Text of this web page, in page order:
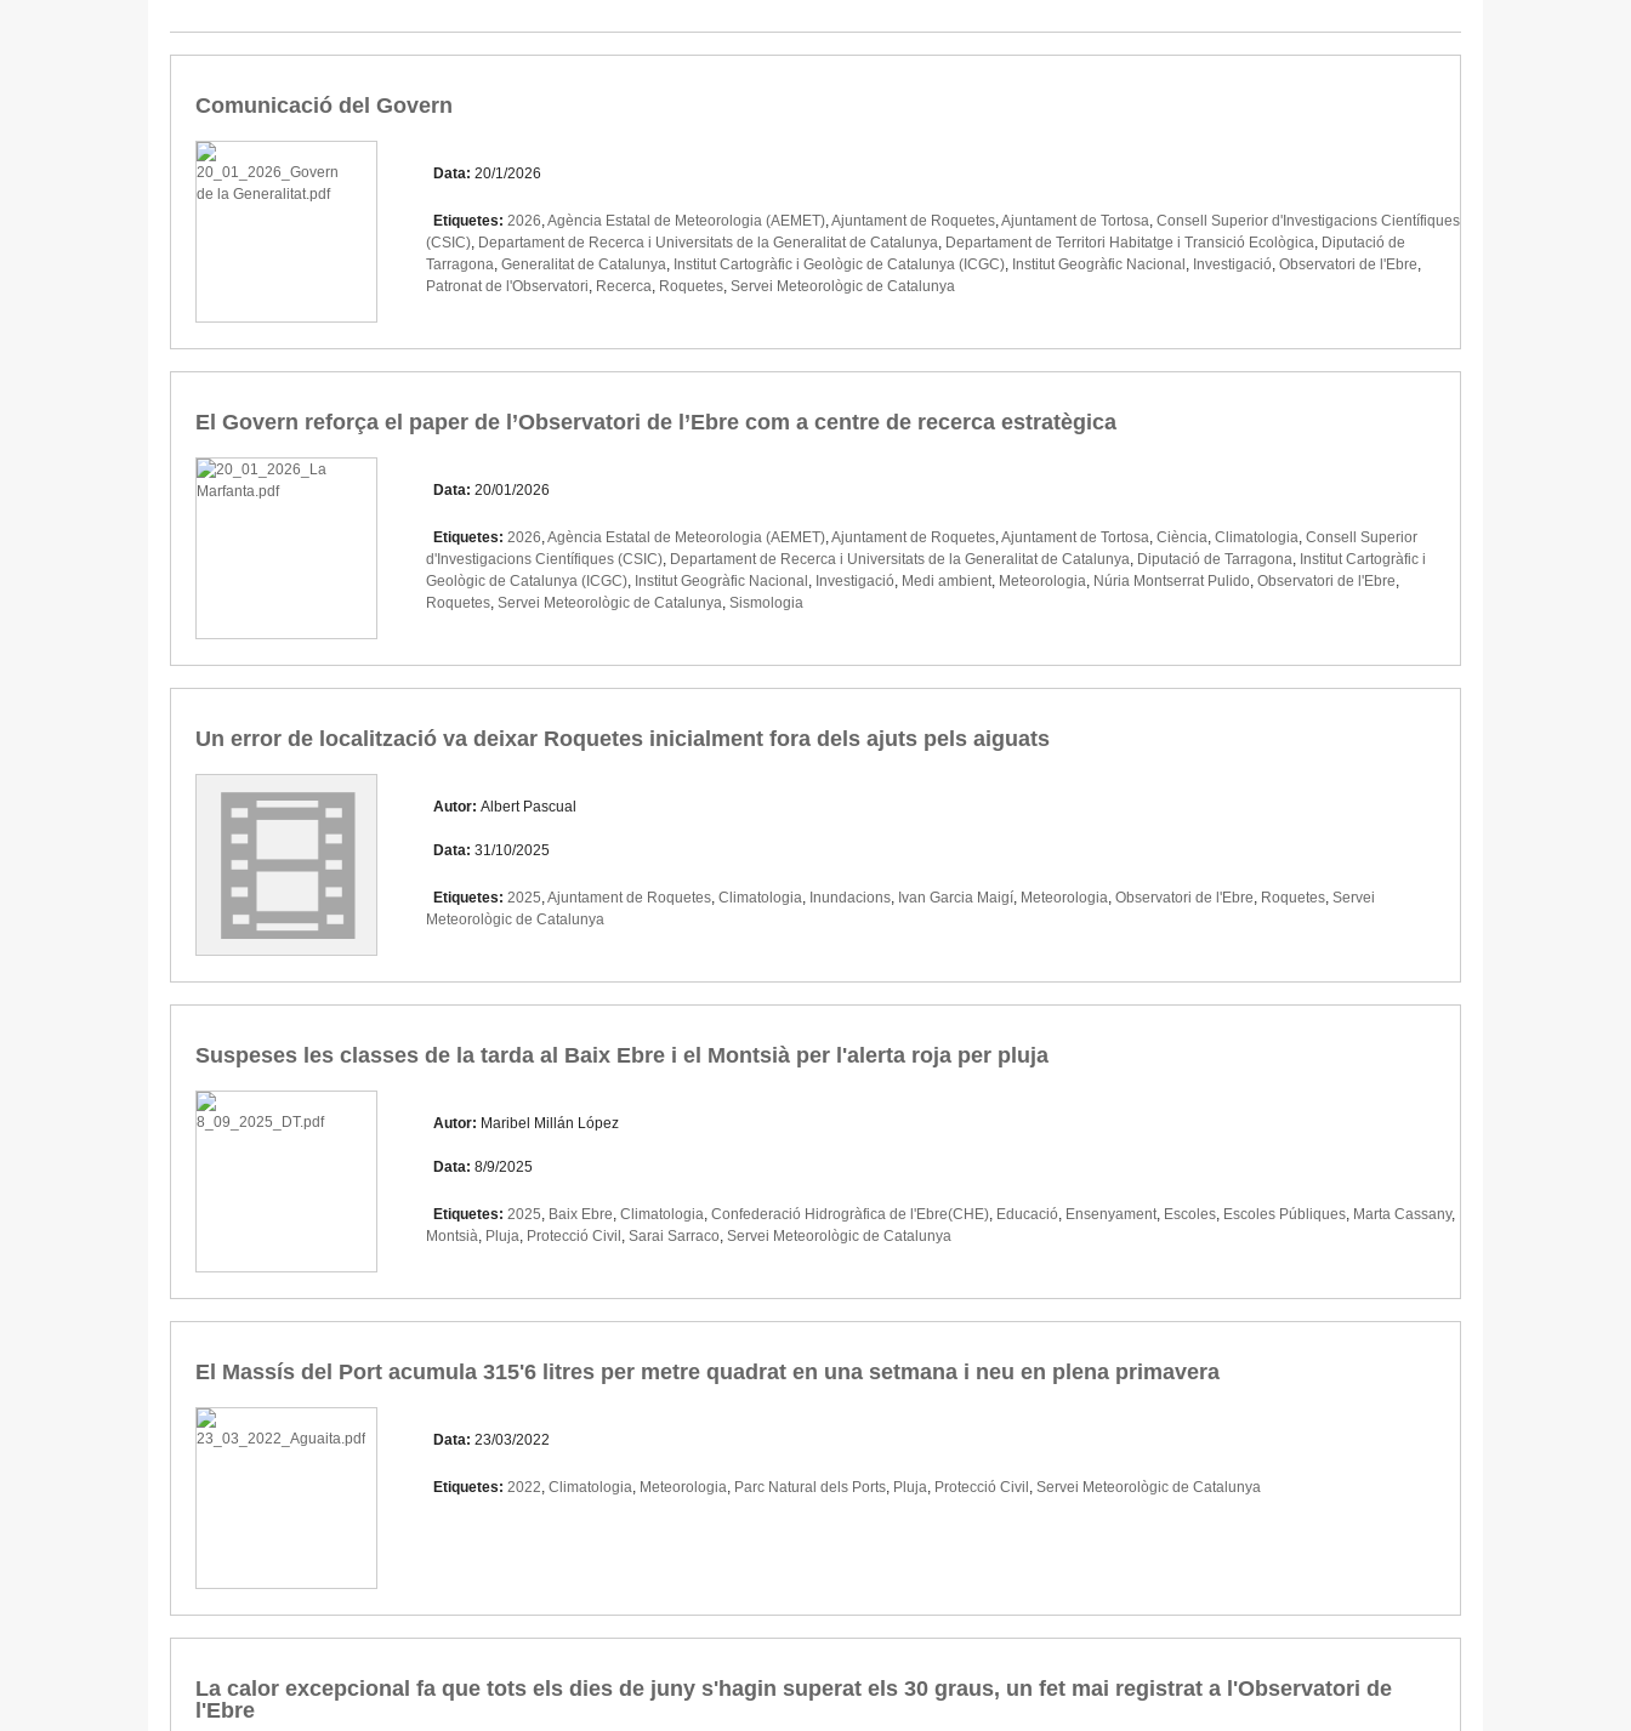
Comunicació del Govern
Data: 20/1/2026
Etiquetes: 2026,Agència Estatal de Meteorologia (AEMET),Ajuntament de Roquetes,Ajuntament de Tortosa, Consell Superior d'Investigacions Científiques
(CSIC), Departament de Recerca i Universitats de la Generalitat de Catalunya, Departament de Territori Habitatge i Transició Ecològica, Diputació de
Tarragona, Generalitat de Catalunya, Institut Cartogràfic i Geològic de Catalunya (ICGC), Institut Geogràfic Nacional , Investigació, Observatori de l'Ebre,
Patronat de l'Observatori, Recerca, Roquetes, Servei Meteorològic de Catalunya
El Govern reforça el paper de l’Observatori de l’Ebre com a centre de recerca estratègica
Data: 20/01/2026
Etiquetes: 2026,Agència Estatal de Meteorologia (AEMET),Ajuntament de Roquetes,Ajuntament de Tortosa, Ciència, Climatologia, Consell Superior
d'Investigacions Científiques (CSIC), Departament de Recerca i Universitats de la Generalitat de Catalunya, Diputació de Tarragona, Institut Cartogràfic i
Geològic de Catalunya (ICGC), Institut Geogràfic Nacional , Investigació, Medi ambient, Meteorologia, Núria Montserrat Pulido, Observatori de l'Ebre,
Roquetes, Servei Meteorològic de Catalunya, Sismologia
Un error de localització va deixar Roquetes inicialment fora dels ajuts pels aiguats
Autor: Albert Pascual
Data: 31/10/2025
Etiquetes: 2025,Ajuntament de Roquetes, Climatologia, Inundacions, Ivan Garcia Maigí, Meteorologia, Observatori de l'Ebre, Roquetes, Servei
Meteorològic de Catalunya
Suspeses les classes de la tarda al Baix Ebre i el Montsià per l'alerta roja per pluja
Autor: Maribel Millán López
Data: 8/9/2025
Etiquetes: 2025, Baix Ebre, Climatologia, Confederació Hidrogràfica de l'Ebre(CHE), Educació, Ensenyament, Escoles, Escoles Públiques, Marta Cassany,
Montsià, Pluja, Protecció Civil , Sarai Sarraco, Servei Meteorològic de Catalunya
El Massís del Port acumula 315'6 litres per metre quadrat en una setmana i neu en plena primavera
Data: 23/03/2022
Etiquetes: 2022, Climatologia, Meteorologia, Parc Natural dels Ports, Pluja, Protecció Civil , Servei Meteorològic de Catalunya
La calor excepcional fa que tots els dies de juny s'hagin superat els 30 graus, un fet mai registrat a l'Observatori de
l'Ebre